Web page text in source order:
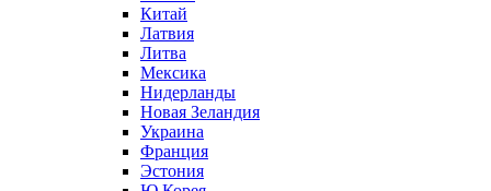
Китай
Латвия
Литва
Мексика
Нидерланды
Новая Зеландия
Украина
Франция
Эстония